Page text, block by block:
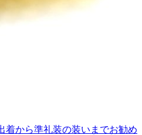
着から準礼装の装いまでお勧め